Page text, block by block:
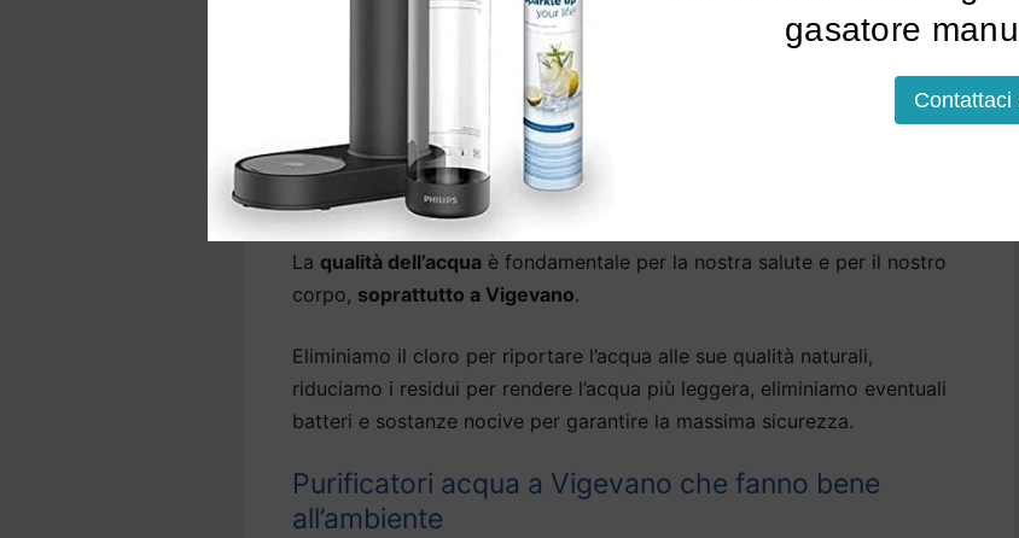
d’acqua precedentemente installato, acqua bollente, fredda o frizzante.
l’installazione a Vigevano
potrà avvenire sopra o
sotto il lavello e, per alcuni modelli, anche sotto la base della cucina.
Depuratori acqua casa Vigevano: i vantaggi di un
depuratore
La qualità dell’acqua è fondamentale per la nostra salute e per il nostro
corpo, soprattutto a Vigevano.
Eliminiamo il cloro per riportare l’acqua alle sue qualità naturali,
riduciamo i residui per rendere l’acqua più leggera, eliminiamo eventuali
batteri e sostanze nocive per garantire la massima sicurezza.
Purificatori acqua a Vigevano che fanno bene
all’ambiente
gasatore
Contattaci